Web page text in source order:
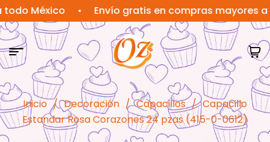
• Envío gratis en compras mayores a
Inicio / Decoración / Capacillos / Capacillo
Estandar Rosa Corazones 24 pzas (415-0-0612)